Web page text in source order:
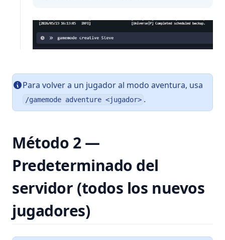
Para volver a un jugador al modo aventura, usa
/gamemode adventure <jugador> .
Método 2 —
Predeterminado del
servidor (todos los nuevos
jugadores)